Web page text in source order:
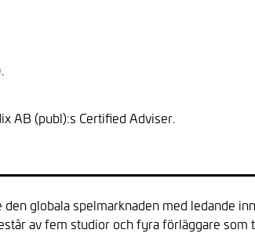
.
AB (publ):s Certified Adviser.
globala spelmarknaden med ledande
av fem studior och fyra förläggare